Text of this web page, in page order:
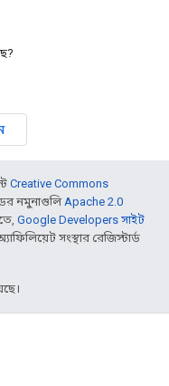
Creative Commons
নমুনাগুলিApache 2.0
Google Developers সাইট
সংস্থার রেজিস্টার্ড